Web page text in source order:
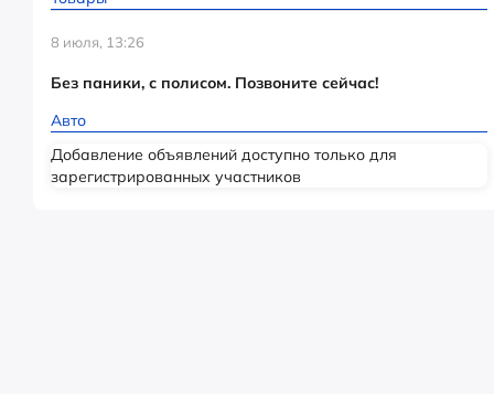
8 июля, 13:26
Без паники, с полисом. Позвоните сейчас!
Авто
Добавление объявлений доступно только для
зарегистрированных участников